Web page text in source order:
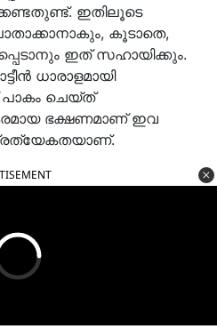
ഇതിലൂടെ
കൂടാതെ,
ഇത് സഹായിക്കും.
ധാരാളമായി
പാകം ചെയ്ത്
ഭക്ഷണമാണ് ഇവ